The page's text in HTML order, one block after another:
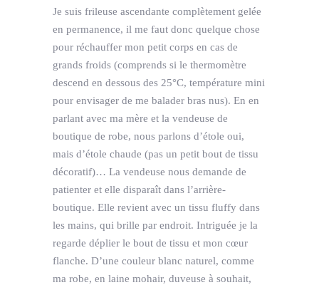
Je suis frileuse ascendante complètement gelée
en permanence, il me faut donc quelque chose
pour réchauffer mon petit corps en cas de
grands froids (comprends si le thermomètre
descend en dessous des 25°C, température mini
pour envisager de me balader bras nus). En en
parlant avec ma mère et la vendeuse de
boutique de robe, nous parlons d’étole oui,
mais d’étole chaude (pas un petit bout de tissu
décoratif)… La vendeuse nous demande de
patienter et elle disparaît dans l’arrière-
boutique. Elle revient avec un tissu fluffy dans
les mains, qui brille par endroit. Intriguée je la
regarde déplier le bout de tissu et mon cœur
flanche. D’une couleur blanc naturel, comme
ma robe, en laine mohair, duveuse à souhait,